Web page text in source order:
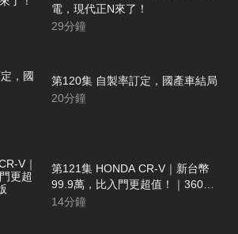
電，現代正N來了！
29分鐘
第120集 自製率訂定，國產車結局
20分鐘
第121集 HONDA CR-V｜新台幣
99.9萬，比入門更超值！｜360全
境特仕版
14分鐘